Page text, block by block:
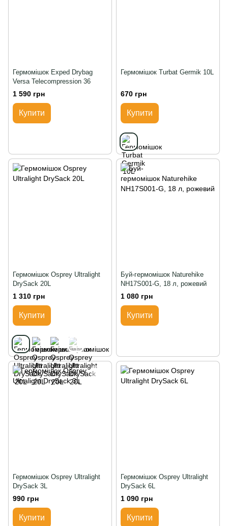
Гермомішок Exped Drybag
Versa Telecompression 36
1 590 грн
Купити
Гермомішок Turbat Germik 10L
670 грн
Купити
Гермомішок Osprey Ultralight
DrySack 20L
1 310 грн
Купити
Буй-гермомішок Naturehike
NH17S001-G, 18 л, рожевий
1 080 грн
Купити
Гермомішок Osprey Ultralight
DrySack 3L
990 грн
Купити
Гермомішок Osprey Ultralight
DrySack 6L
1 090 грн
Купити